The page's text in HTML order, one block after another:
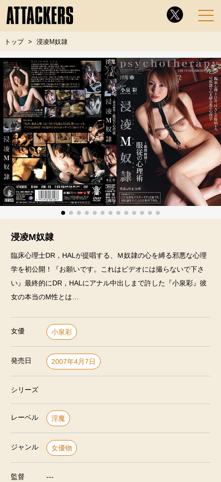
トップ 浸凌M奴隷
浸凌M奴隷
臨床心理士DR，HALが提唱する、Ｍ奴隷の心を縛る邪悪な心理
学を初公開！『お願いです。これはビデオには撮らないで下さ
い』最終的にDR，HALにアナル中出しまで許した『小泉彩』彼
女の本当のM性とは…
女優 小泉彩
発売日 2007年4月7日
シリーズ
レーベル 淫魔
ジャンル 女優物
監督 ---